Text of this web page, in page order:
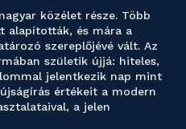
közélet része. Több
alapították, és mára a
szereplőjévé vált. Az
születik újjá: hiteles,
jelentkezik nap mint
értékeit a modern
a jelen